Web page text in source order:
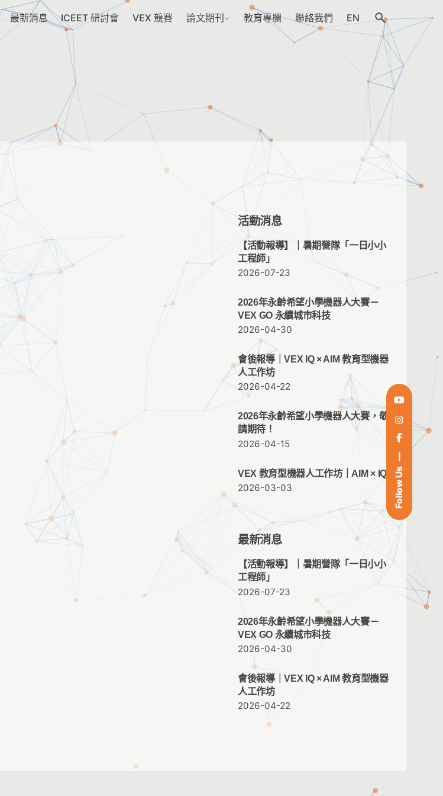
Follow Us
最新消息 ICEET 研討會 VEX 競賽 論文期刊 教育專欄 聯絡我們 EN
活動消息
【活動報導】｜暑期營隊「一日小小
工程師」
2026-07-23
2026年永齡希望小學機器人大賽－
VEX GO 永續城市科技
2026-04-30
會後報導｜VEX IQ × AIM 教育型機器
人工作坊
2026-04-22
2026年永齡希望小學機器人大賽，敬
請期待！
2026-04-15
VEX 教育型機器人工作坊｜AIM × IQ
2026-03-03
最新消息
【活動報導】｜暑期營隊「一日小小
工程師」
2026-07-23
2026年永齡希望小學機器人大賽－
VEX GO 永續城市科技
2026-04-30
會後報導｜VEX IQ × AIM 教育型機器
人工作坊
2026-04-22